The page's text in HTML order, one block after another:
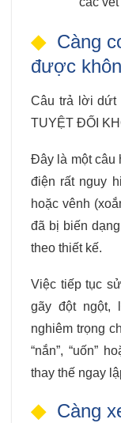
Càng
được
Câu trả lời dứt
TUYỆT ĐỐI
Đây là một câu
điện rất nguy
hoặc vênh
đã bị biến
theo thiết kế.
Việc tiếp tục
gãy đột ngột,
nghiêm trọng
“nắn”, “uốn”
thay thế ngay
Càng